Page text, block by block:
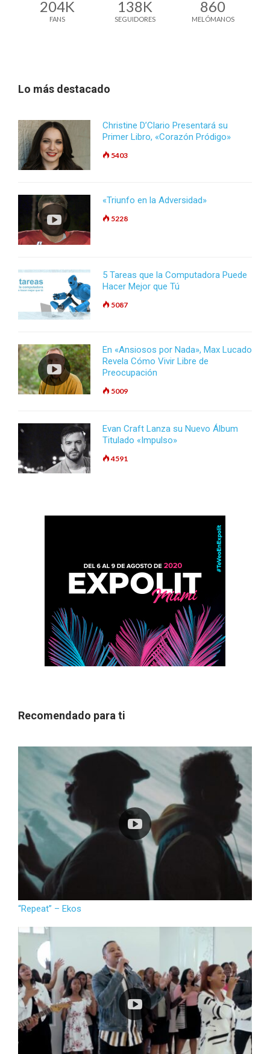
204K
FANS
138K
SEGUIDORES
860
MELÓMANOS
Lo más destacado
Christine D’Clario Presentará su
Primer Libro, «Corazón Pródigo»
5403
«Triunfo en la Adversidad»
5228
5 Tareas que la Computadora Puede
Hacer Mejor que Tú
5087
En «Ansiosos por Nada», Max Lucado
Revela Cómo Vivir Libre de
Preocupación
5009
Evan Craft Lanza su Nuevo Álbum
Titulado «Impulso»
4591
Recomendado para ti
“Repeat” – Ekos